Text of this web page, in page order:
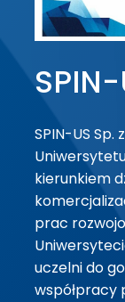
SPIN-US Sp.
kierunkiem
prac
uczelni do
współpracy